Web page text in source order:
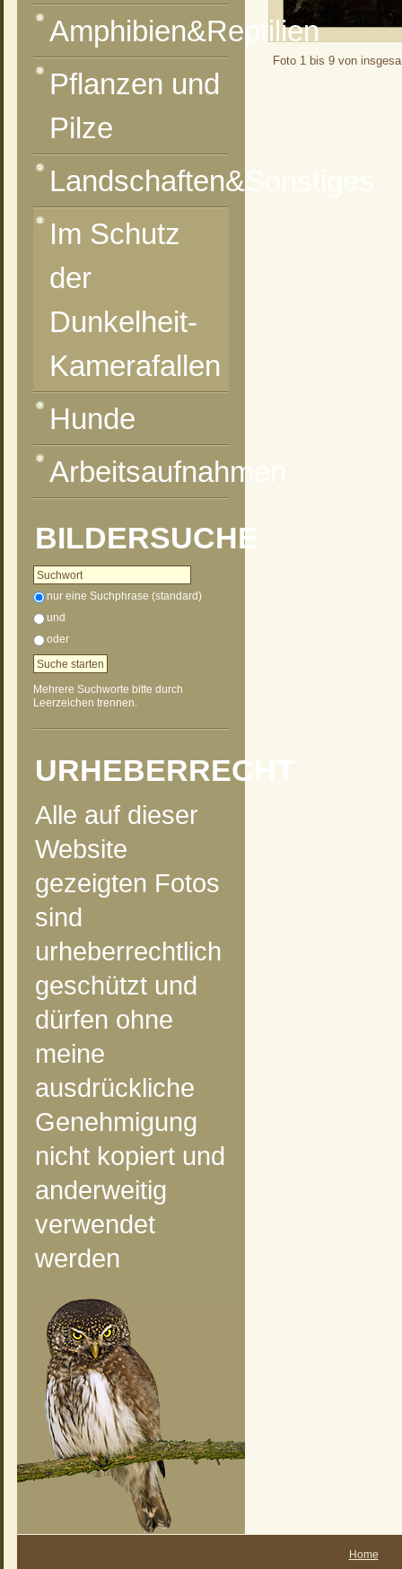
Foto 1 bis 9 von
Amphibien&Reptilien
Pflanzen und
Pilze
Landschaften&Sonstiges
Im Schutz
der
Dunkelheit-
Kamerafallen
Hunde
Arbeitsaufnahmen
BILDERSUCHE
nur eine Suchphrase (standard)
und
oder
Mehrere Suchworte bitte durch
Leerzeichen trennen.
URHEBERRECHT
Alle auf dieser
Website
gezeigten Fotos
sind
urheberrechtlich
geschützt und
dürfen ohne
meine
ausdrückliche
Genehmigung
nicht kopiert und
anderweitig
verwendet
werden
Home